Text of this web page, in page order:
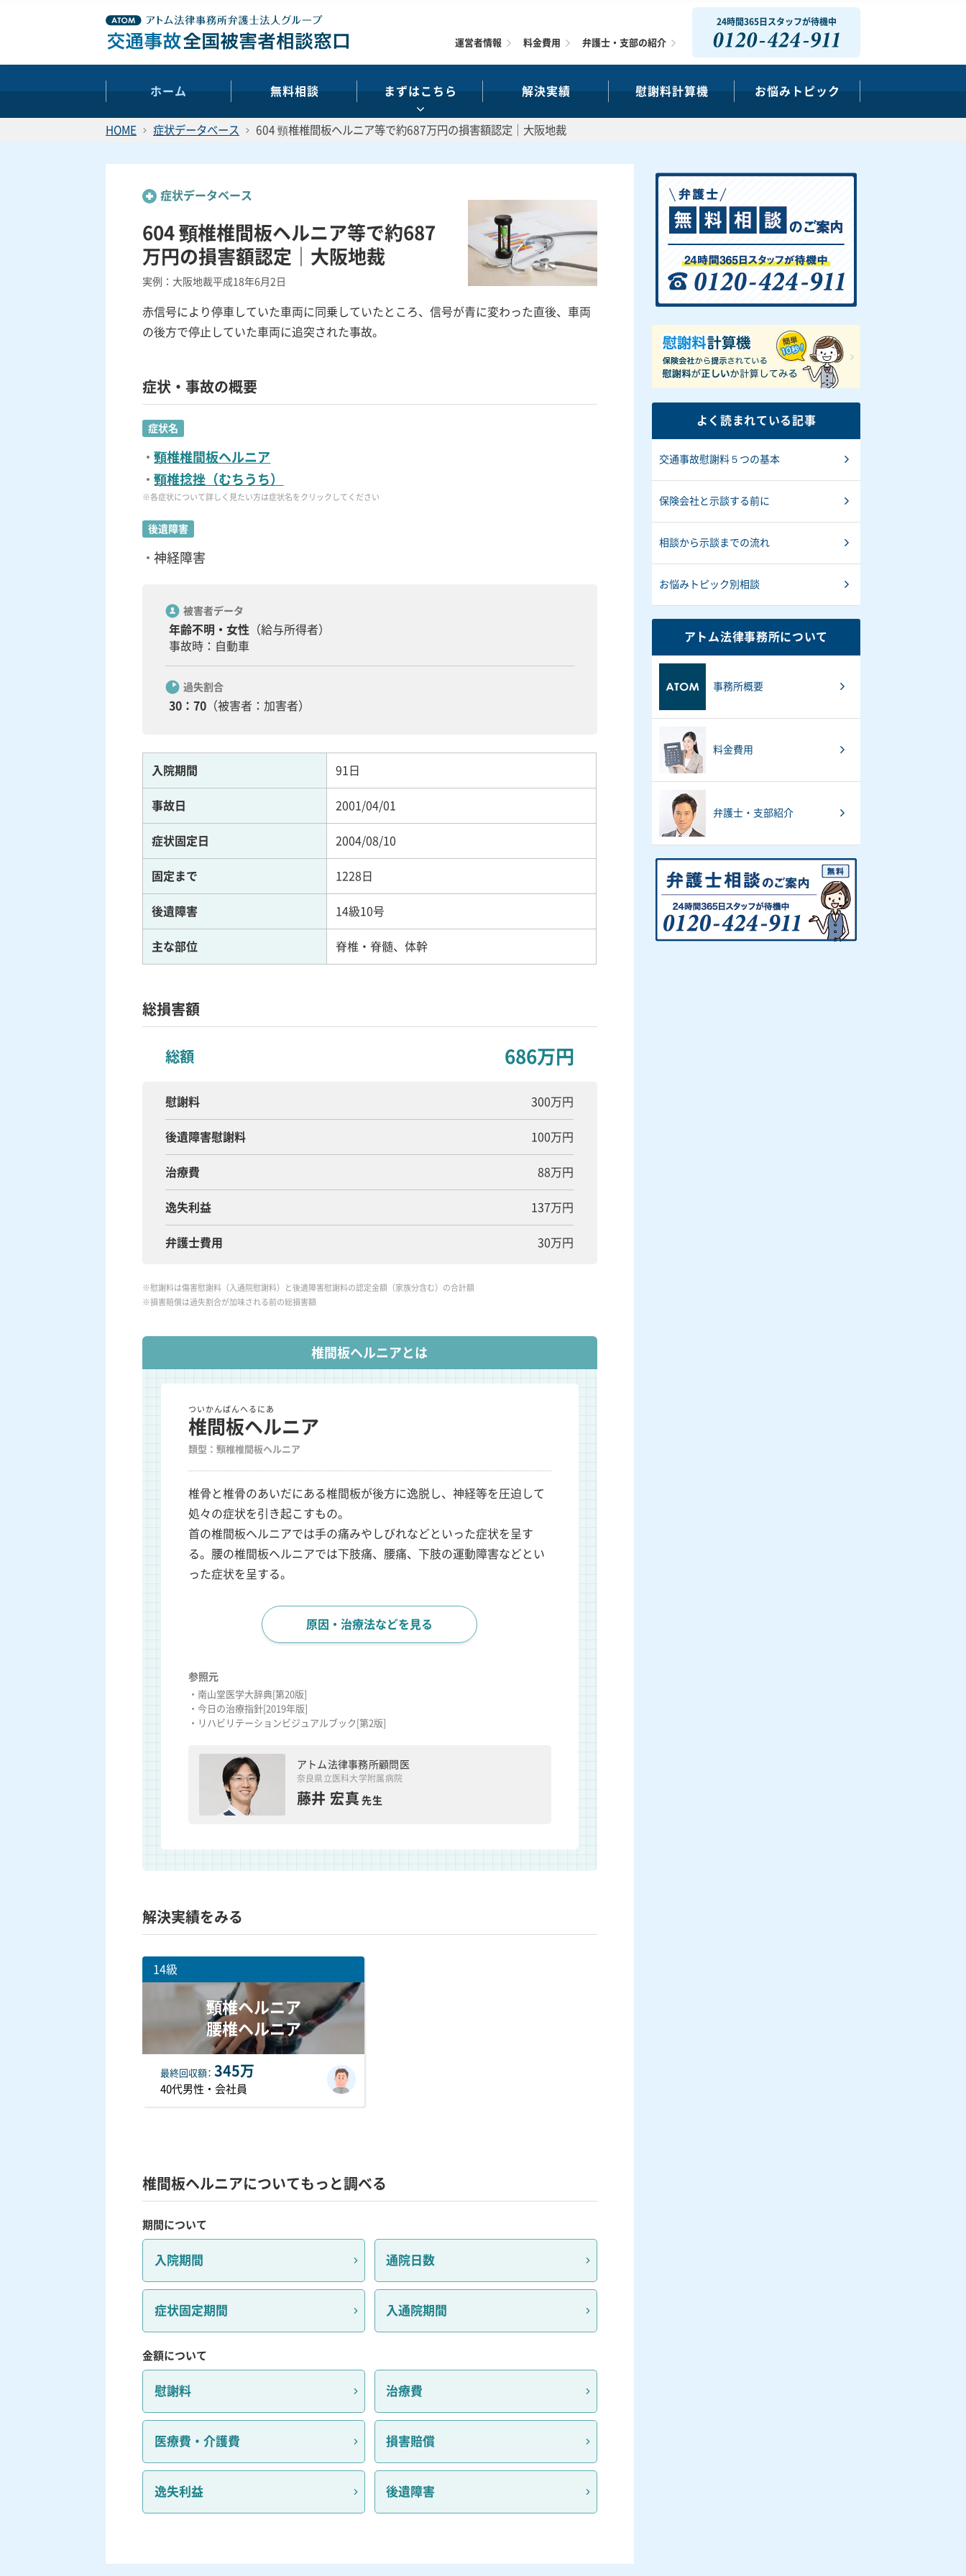
24時間365日スタッフが待機中
0120-424-911
ホーム 無料相談 まずはこちら 解決実績 慰謝料計算機 お悩みトピック
運営者情報 料金費用 弁護士・支部の紹介
HOME 症状データベース 604 頸椎椎間板ヘルニア等で約687万円の損害額認定｜大阪地裁
症状データベース
604 頸椎椎間板ヘルニア等で約687
万円の損害額認定｜大阪地裁
実例：大阪地裁平成18年6月2日
赤信号により停車していた車両に同乗していたところ、信号が青に変わった直後、車両
の後方で停止していた車両に追突された事故。
症状・事故の概要
症状名
頸椎椎間板ヘルニア
頸椎捻挫（むちうち）
※各症状について詳しく見たい方は症状名をクリックしてください
後遺障害
神経障害
被害者データ
年齢不明・女性 （給与所得者）
事故時：自動車
過失割合
30：70 （被害者：加害者）
入院期間 91日
事故日 2001/04/01
症状固定日 2004/08/10
固定まで 1228日
後遺障害 14級10号
主な部位 脊椎・脊髄、体幹
総損害額
総額 686万円
慰謝料 300万円
後遺障害慰謝料 100万円
治療費 88万円
逸失利益 137万円
弁護士費用 30万円
※慰謝料は傷害慰謝料（入通院慰謝料）と後遺障害慰謝料の認定金額（家族分含む）の合計額
※損害賠償は過失割合が加味される前の総損害額
椎間板ヘルニアとは
ついかんばんへるにあ
椎間板ヘルニア
類型：頸椎椎間板ヘルニア
椎骨と椎骨のあいだにある椎間板が後方に逸脱し、神経等を圧迫して
処々の症状を引き起こすもの。
首の椎間板ヘルニアでは手の痛みやしびれなどといった症状を呈す
る。腰の椎間板ヘルニアでは下肢痛、腰痛、下肢の運動障害などとい
った症状を呈する。
原因・治療法などを見る
参照元
・南山堂医学大辞典[第20版]
・今日の治療指針[2019年版]
・リハビリテーションビジュアルブック[第2版]
アトム法律事務所顧問医
奈良県立医科大学附属病院
藤井 宏真 先生
解決実績をみる
14級
頸椎ヘルニア
腰椎ヘルニア
最終回収額 345万
40代男性・会社員
椎間板ヘルニアについてもっと調べる
期間について
入院期間 通院日数
症状固定期間 入通院期間
金額について
慰謝料 治療費
医療費・介護費 損害賠償
逸失利益 後遺障害
よく読まれている記事
交通事故慰謝料５つの基本
保険会社と示談する前に
相談から示談までの流れ
お悩みトピック別相談
アトム法律事務所について
事務所概要
料金費用
弁護士・支部紹介